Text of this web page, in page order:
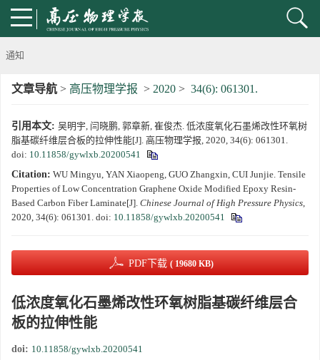
通知
《高压物理学报》第三届青年编委会招募启事
第五届高压科学卓越青年学者评选通知
2024年上海光源同步辐射大压机实验技术培训班通知
动载下材料物性机器学习与高通量研究专刊征稿启事
《高压物理学报》第二届青年编委会招募启事
《高压物理学报》2023年度优秀审稿人和优秀论文评选结果
文章导航 > 高压物理学报 > 2020 > 34(6): 061301.
引用本文: 吴明宇, 闫晓鹏, 郭章新, 崔俊杰. 低浓度氧化石墨烯改性环氧树
脂基碳纤维层合板的拉伸性能[J]. 高压物理学报, 2020, 34(6): 061301.
doi: 10.11858/gywlxb.20200541
Citation: WU Mingyu, YAN Xiaopeng, GUO Zhangxin, CUI Junjie. Tensile
Properties of Low Concentration Graphene Oxide Modified Epoxy Resin-
Based Carbon Fiber Laminate[J]. Chinese Journal of High Pressure Physics,
2020, 34(6): 061301. doi: 10.11858/gywlxb.20200541
PDF下载 ( 19680 KB)
低浓度氧化石墨烯改性环氧树脂基碳纤维层合
板的拉伸性能
doi: 10.11858/gywlxb.20200541